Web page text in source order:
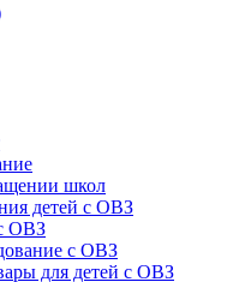
школ
детей с ОВЗ
ОВЗ
с ОВЗ
для детей с ОВЗ